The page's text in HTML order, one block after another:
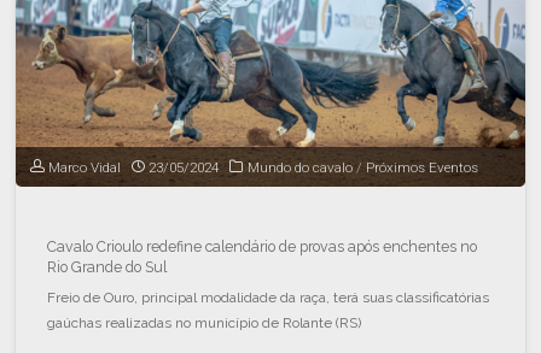
Marco Vidal 23/05/2024 Mundo do cavalo / Próximos Eventos
Cavalo Crioulo redefine calendário de provas após enchentes no
Rio Grande do Sul
Freio de Ouro, principal modalidade da raça, terá suas classificatórias
gaúchas realizadas no município de Rolante (RS)